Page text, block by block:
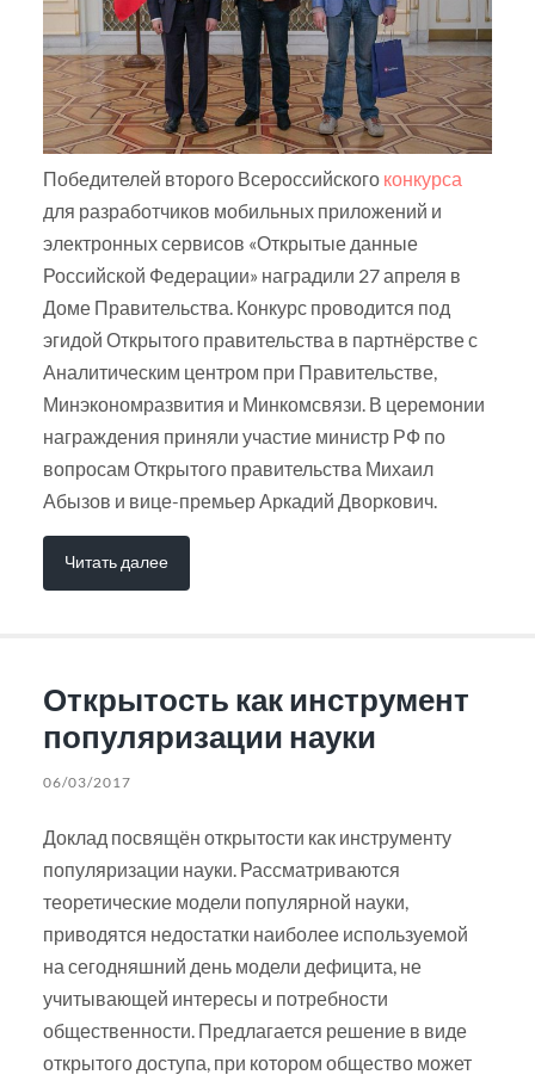
Победителей второго Всероссийского конкурса
для разработчиков мобильных приложений и
электронных сервисов «Открытые данные
Российской Федерации» наградили 27 апреля в
Доме Правительства. Конкурс проводится под
эгидой Открытого правительства в партнёрстве с
Аналитическим центром при Правительстве,
Минэкономразвития и Минкомсвязи. В церемонии
награждения приняли участие министр РФ по
вопросам Открытого правительства Михаил
Абызов и вице-премьер Аркадий Дворкович.
Читать далее
Открытость как инструмент
популяризации науки
06/03/2017
Доклад посвящён открытости как инструменту
популяризации науки. Рассматриваются
теоретические модели популярной науки,
приводятся недостатки наиболее используемой
на сегодняшний день модели дефицита, не
учитывающей интересы и потребности
общественности. Предлагается решение в виде
открытого доступа, при котором общество может